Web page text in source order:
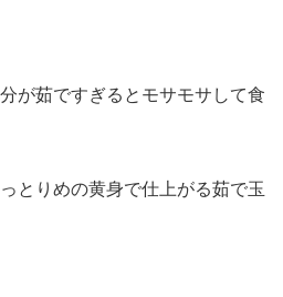
が茹ですぎるとモサモサして食
とりめの黄身で仕上がる茹で玉